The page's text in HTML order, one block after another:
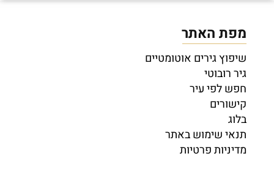
מפת האתר
שיפוץ גירים אוטומטיים
גיר רובוטי
חפש לפי עיר
קישורים
בלוג
תנאי שימוש באתר
מדיניות פרטיות